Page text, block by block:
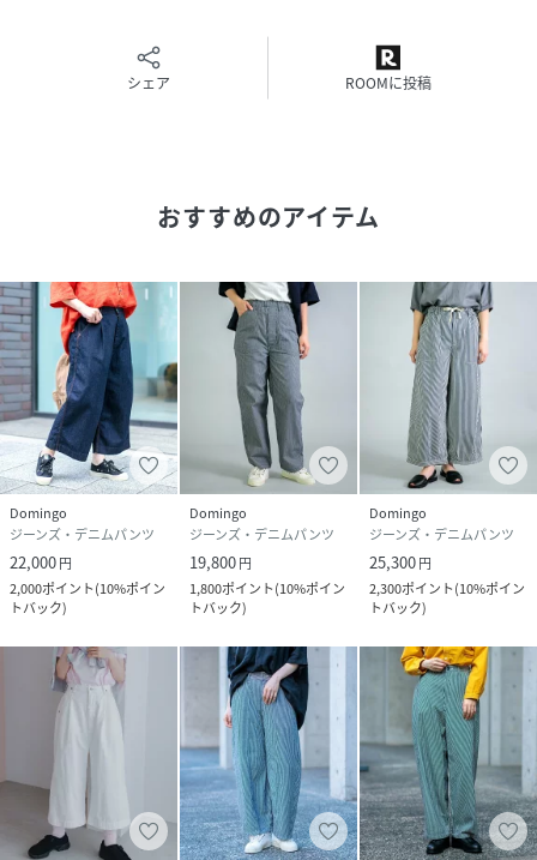
フロント:ジッパー
伸縮性：なし
夏にワイドを穿くと重く見えがちですが、足首が見えるので
夏場にも穿きやすいです。
ウエストや腰位置で穿いてもズドンとしたシルエットが変わ
らないのも◎
足首が見える着丈なので靴下の色や柄を見せるスタイルも楽
しめます。
H163/着用サイズS
七分丈の着丈が、足首を細く見せてくれ軽やかな涼しさをプ
ラスしてくれます。
通気性がよく、暑い夏でも快適に過ごせます◎
後ろの大きなポケットが、ポイントになり小物収納にも便利
■【Domingo/ドミンゴ】が展開する楽天公式オンラインシ
ョップです
■ブランド:DMG/ディーエムジー
■ブランド品番:14-0384D/14-384D
■関連品番:《ワンウォッシュ》14-0382D/14-382D、《生
成り》14-0383D/14-383D
シェア ROOMに投稿
おすすめのアイテム
Domingo
ジーンズ・デニムパンツ
22,000円
2,000ポイント(10%ポイン
トバック)
Domingo
ジーンズ・デニムパンツ
19,800円
1,800ポイント(10%ポイン
トバック)
Domingo
ジーンズ・デニムパンツ
25,300円
2,300ポイント(10%ポイン
トバック)